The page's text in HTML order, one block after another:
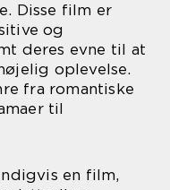
Disse film er
og
deres evne til at
oplevelse.
fra romantiske
til
en film,